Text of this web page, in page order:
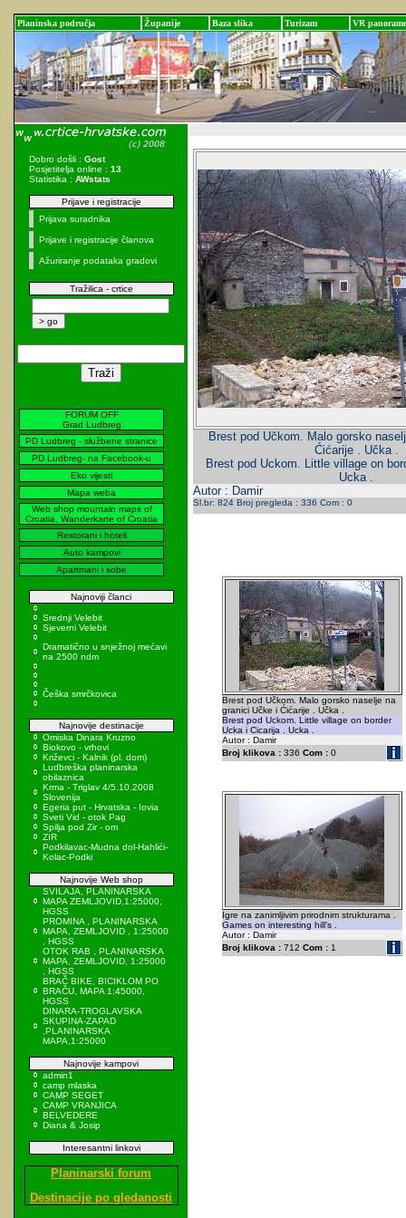
Planinska područja Županije Baza slika Turizam VR panorame
Dobro došli : Gost
Posjetitelja online : 13
Statistika : AWstats
Prijave i registracije
Prijava suradnika
Prijave i registracije članova
Ažuriranje podataka gradovi
Tražilica - crtice
FORUM OFF
Grad Ludbreg
PD Ludbreg - službene stranice
PD Ludbreg- na Facebook-u
Eko vijesti
Mapa weba
Web shop mountain maps of
Croatia, Wanderkarte of Croatia
Restorani i hoteli
Auto kampovi
Apartmani i sobe
Najnoviji članci
Srednji Velebit
Sjeverni Velebit
Dramatično u snježnoj mećavi
na 2500 ndm
Češka smrčkovica
Najnovije destinacije
Omiska Dinara Kruzno
Biokovo - vrhovi
Križevci - Kalnik (pl. dom)
Ludbreška planinarska
obilaznica
Krma - Triglav 4/5.10.2008
Slovenija
Egeria put - Hrvatska - Iovia
Sveti Vid - otok Pag
Spilja pod Zir - om
ZIR
Podkilavac-Mudna dol-Hahlići-
Kolac-Podki
Najnovije Web shop
SVILAJA, PLANINARSKA
MAPA ZEMLJOVID,1:25000,
HGSS
PROMINA , PLANINARSKA
MAPA, ZEMLJOVID , 1:25000
, HGSS
OTOK RAB , PLANINARSKA
MAPA, ZEMLJOVID, 1:25000
, HGSS
BRAČ BIKE, BICIKLOM PO
BRAČU, MAPA 1:45000,
HGSS
DINARA-TROGLAVSKA
SKUPINA-ZAPAD
,PLANINARSKA
MAPA,1:25000
Najnovije kampovi
admin1
camp mlaska
CAMP SEGET
CAMP VRANJICA
BELVEDERE
Diana & Josip
Interesantni linkovi
Planinarski forum
Destinacije po gledanosti
Brest pod Učkom. Malo gorsko
Ćićarije . Učka .
Brest pod Uckom. Little village on
Ucka .
Autor : Damir
Sl.br: 824 Broj pregleda : 336 Com : 0
Brest pod Učkom. Malo gorsko naselje na
granici Učke i Ćićarije . Učka .
Brest pod Uckom. Little village on border
Ucka i Cicarija . Ucka .
Autor : Damir
Broj klikova :336 Com :0
Igre na zanimljivim prirodnim strukturama .
Games on interesting hill's .
Autor : Damir
Broj klikova :712 Com :1